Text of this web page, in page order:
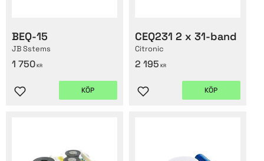
BEQ-15
JB Sstems
1 750 KR
Lägg till i favoriter
KÖP
CEQ231 2 x 31-band
Citronic
2 195 KR
Lägg till i favoriter
KÖP